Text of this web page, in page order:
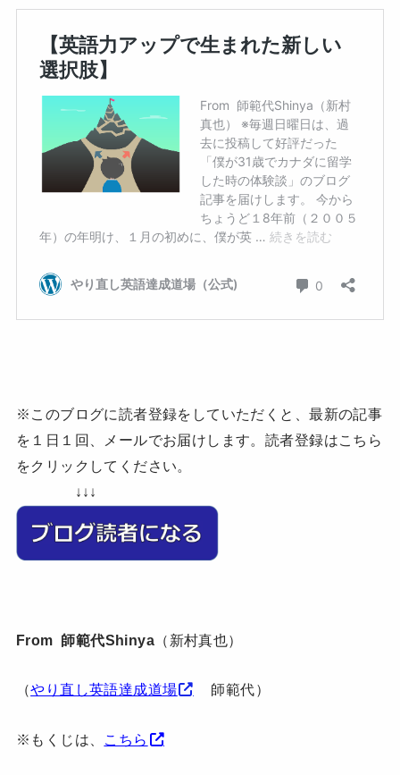
※このブログに読者登録をしていただくと、最新の記事
を１日１回、メールでお届けします。読者登録はこちら
をクリックしてください。
↓↓↓
From 師範代Shinya （新村真也）
（やり直し英語達成道場 師範代）
※もくじは、 こちら